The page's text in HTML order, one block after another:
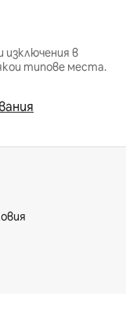
изключения в
типове места.